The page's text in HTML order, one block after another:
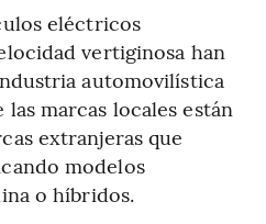
eléctricos
vertiginosa han
automovilística
marcas locales están
extranjeras que
modelos
o híbridos.